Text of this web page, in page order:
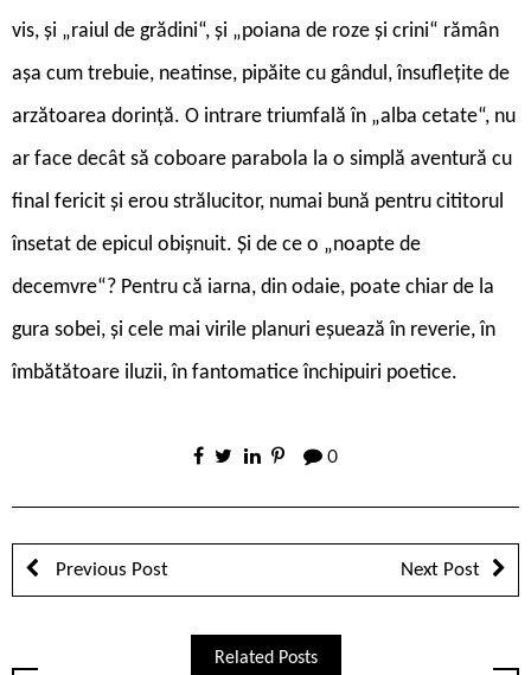
vis, și „raiul de grădini“, și „poiana de roze și crini“ rămân
așa cum trebuie, neatinse, pipăite cu gândul, însuflețite de
arzătoarea dorință. O intrare triumfală în „alba cetate“, nu
ar face decât să coboare parabola la o simplă aventură cu
final fericit și erou strălucitor, numai bună pentru cititorul
însetat de epicul obișnuit. Și de ce o „noapte de
decemvre“? Pentru că iarna, din odaie, poate chiar de la
gura sobei, și cele mai virile planuri eșuează în reverie, în
îmbătătoare iluzii, în fantomatice închipuiri poetice.
0
Previous Post Next Post
Related Posts